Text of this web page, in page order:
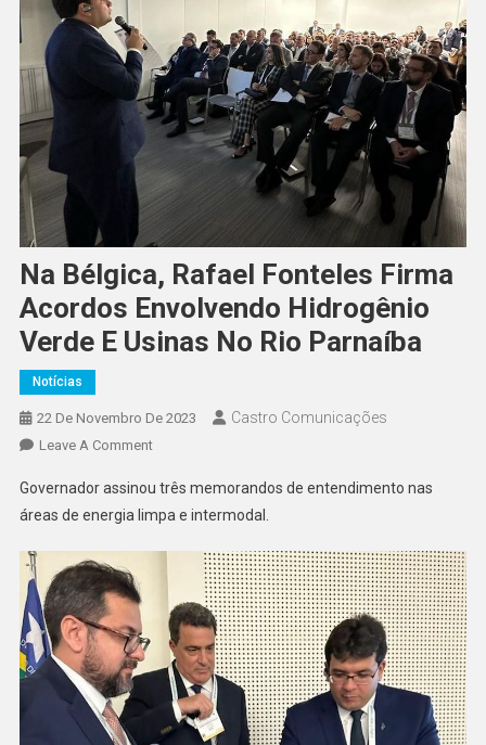
Na Bélgica, Rafael Fonteles Firma
Acordos Envolvendo Hidrogênio
Verde E Usinas No Rio Parnaíba
Notícias
22 De Novembro De 2023 Castro Comunicações
Leave A Comment
Governador assinou três memorandos de entendimento nas
áreas de energia limpa e intermodal.